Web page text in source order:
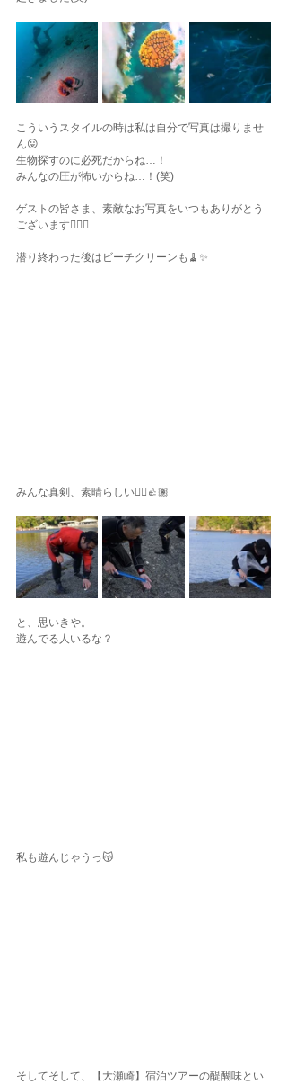
こういうスタイルの時は私は自分で写真は撮りませ
ん😛
生物探すのに必死だからね…！
みんなの圧が怖いからね…！(笑)
ゲストの皆さま、素敵なお写真をいつもありがとう
ございます🙇🏽‍♂️
潜り終わった後はビーチクリーンも🧹✨
みんな真剣、素晴らしい🙂‍↕️👍🏽
と、思いきや。
遊んでる人いるな？
私も遊んじゃうっ😽
そしてそして、【大瀬崎】宿泊ツアーの醍醐味とい